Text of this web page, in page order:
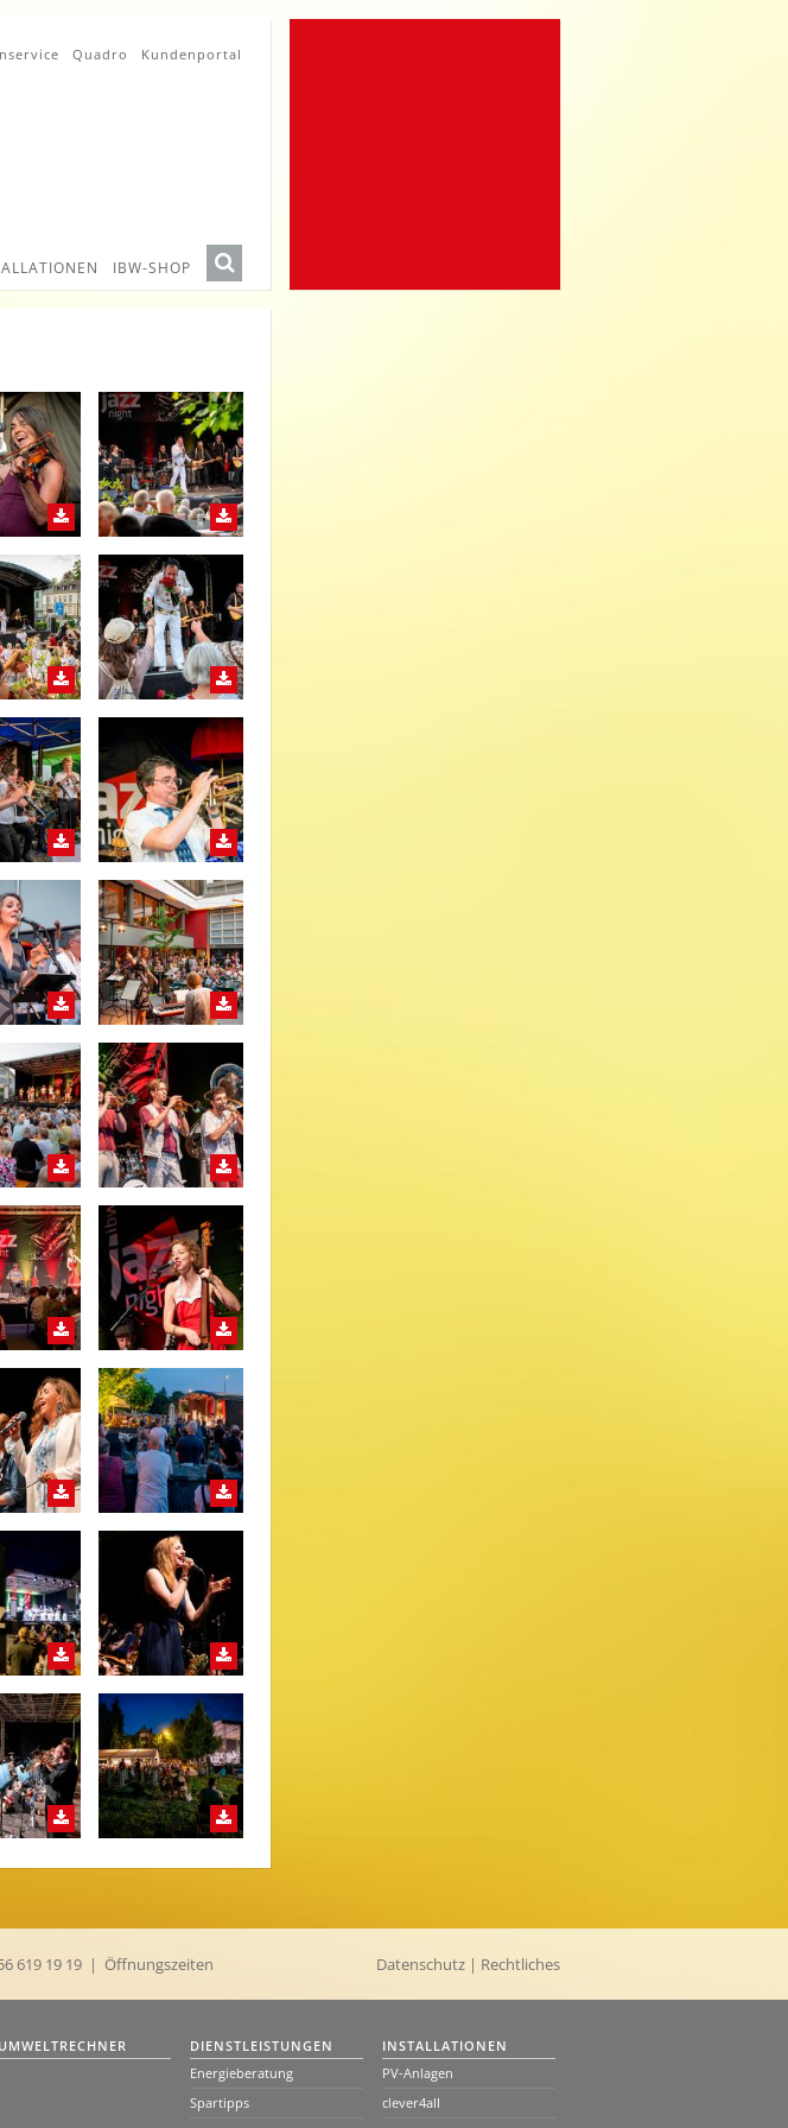
Quadro Kundenportal
IBW-SHOP
619 19 19 | Öffnungszeiten Datenschutz | Rechtliches
UMWELTRECHNER
DIENSTLEISTUNGEN
Energieberatung
Spartipps
INSTALLATIONEN
PV-Anlagen
clever4all